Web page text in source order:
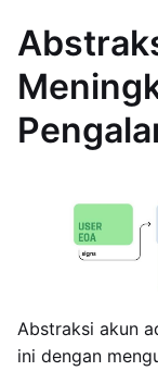
Abstraksi akun
ini dengan